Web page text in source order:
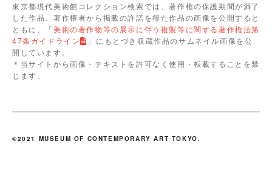
東京都現代美術館コレクション検索では、著作権の保護期間が満了
した作品、著作権者から掲載の許諾を得た作品の画像を公開すると
ともに、「美術の著作物等の展示に伴う複製等に関する著作権法第
47条ガイドライン
」にもとづき収蔵作品のサムネイル画像を公
開しています。
＊当サイトから画像・テキストを許可なく使用・転載することを禁
じます。
©2021 MUSEUM OF CONTEMPORARY ART TOKYO.